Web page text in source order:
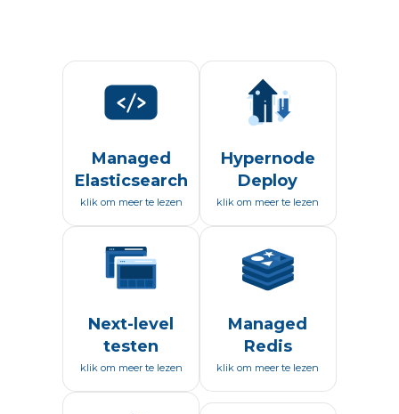
Managed
Elasticsearch
klik om meer te lezen
Hypernode
Deploy
klik om meer te lezen
Next-level
testen
klik om meer te lezen
Managed
Redis
klik om meer te lezen